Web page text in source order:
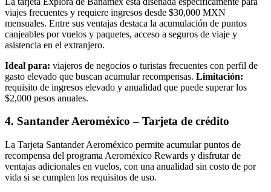
viajes frecuentes y requiere ingresos desde $30,000 MXN
mensuales. Entre sus ventajas destaca la acumulación de puntos
canjeables por vuelos y paquetes, acceso a seguros de viaje y
asistencia en el extranjero.
Ideal para: viajeros de negocios o turistas frecuentes con perfil de
gasto elevado que buscan acumular recompensas. Limitación:
requisito de ingresos elevado y anualidad que puede superar los
$2,000 pesos anuales.
4. Santander Aeroméxico – Tarjeta de crédito
La Tarjeta Santander Aeroméxico permite acumular puntos de
recompensa del programa Aeroméxico Rewards y disfrutar de
ventajas adicionales en vuelos, con una anualidad sin costo de por
vida si se cumplen los requisitos de uso.